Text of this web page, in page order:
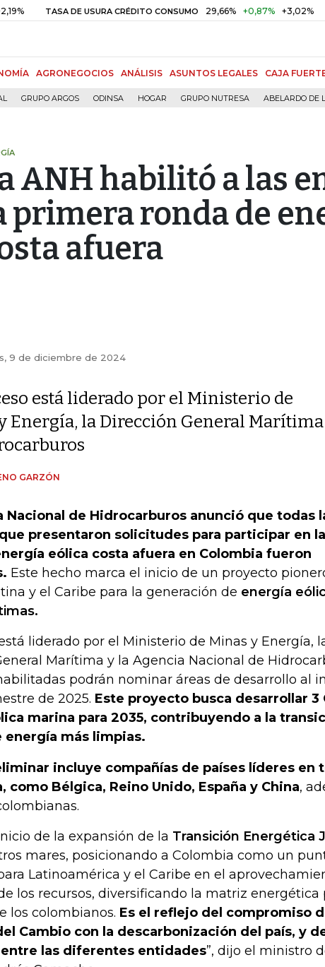
TASA DE USURA CRÉDITO CONSUMO 29,66% +0,87% +3,02% DTF
AGRONEGOCIOS ANÁLISIS ASUNTOS LEGALES CAJA
GRUPO ARGOS ODINSA HOGAR GRUPO NUTRESA ABELARDO DE
ANH habilitó a las
primera ronda de
afuera
9 de diciembre de 2024
está liderado por el Ministerio de
Energía, la Dirección General
GARZÓN
Nacional de Hidrocarburos anunció que todas
presentaron solicitudes para participar en
eólica costa afuera en Colombia fueron
Este hecho marca el inicio de un proyecto
y el Caribe para la generación de energía
liderado por el Ministerio de Minas y Energía,
Marítima y la Agencia Nacional de
podrán nominar áreas de desarrollo al
de 2025. Este proyecto busca desarrollar 3
marina para 2035, contribuyendo a la
energía más limpias.
incluye compañías de países líderes en
como Bélgica, Reino Unido, España y China,
de la expansión de la Transición Energética
mares, posicionando a Colombia como un
Latinoamérica y el Caribe en el
los recursos, diversificando la matriz energética
los colombianos. Es el reflejo del compromiso
Cambio con la descarbonización del país, y
las diferentes entidades”, dijo el ministro